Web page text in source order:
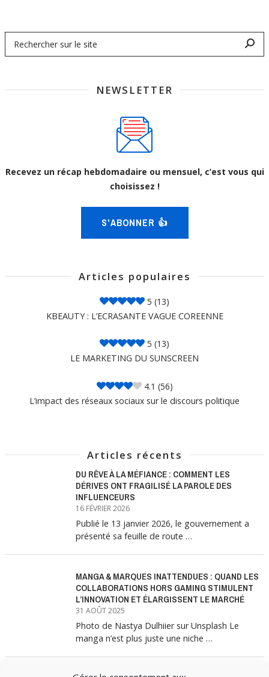
NEWSLETTER
Recevez un récap hebdomadaire ou mensuel, c’est vous qui
choisissez !
S'ABONNER 👍
Articles populaires
5 (13)
KBEAUTY : L’ECRASANTE VAGUE COREENNE
5 (13)
LE MARKETING DU SUNSCREEN
4.1 (56)
L’impact des réseaux sociaux sur le discours politique
Articles récents
DU RÊVE À LA MÉFIANCE : COMMENT LES
DÉRIVES ONT FRAGILISÉ LA PAROLE DES
INFLUENCEURS
16 FÉVRIER 2026
Publié le 13 janvier 2026, le gouvernement a
présenté sa feuille de route …
MANGA & MARQUES INATTENDUES : QUAND LES
COLLABORATIONS HORS GAMING STIMULENT
L’INNOVATION ET ÉLARGISSENT LE MARCHÉ
31 AOÛT 2025
Photo de Nastya Dulhiier sur Unsplash Le
manga n’est plus juste une niche …